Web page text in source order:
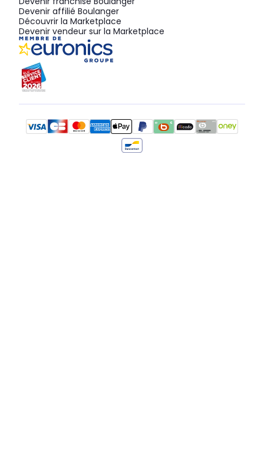
Devenir affilié Boulanger
Découvrir la Marketplace
Devenir vendeur sur la Marketplace